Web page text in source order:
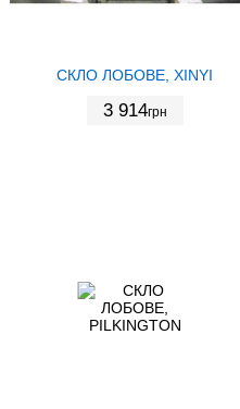
СКЛО ЛОБОВЕ, XINYI
3 914грн